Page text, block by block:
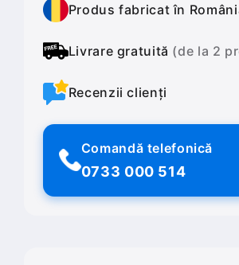
Produs fabricat în
Livrare gratuită (de la 2
Recenzii clienți
Comandă telefonică
0733 000 514